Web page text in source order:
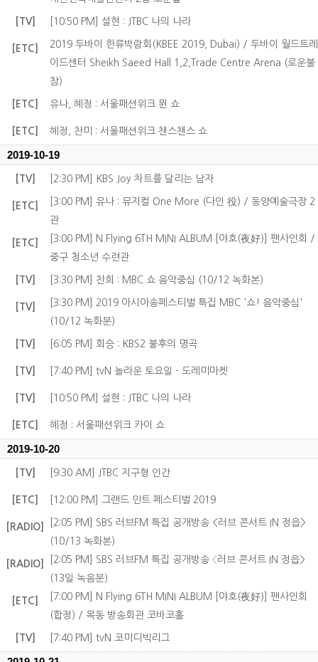
[TV] [10:50 PM] 설현 : JTBC 나의 나라
[ETC]
2019 두바이 한류박람회(KBEE 2019, Dubai) / 두바이 월드트레
이드센터 Sheikh Saeed Hall 1,2,Trade Centre Arena (로운불
참)
[ETC] 유나, 혜정 : 서울패션위크 뮌 쇼
[ETC] 혜정, 찬미 : 서울패션위크 챈스챈스 쇼
2019-10-19
[TV] [2:30 PM] KBS Joy 차트를 달리는 남자
[ETC]
[3:00 PM] 유나 : 뮤지컬 One More (다인 役) / 동양예술극장 2
관
[ETC]
[3:00 PM] N.Flying 6TH MINI ALBUM [야호(夜好)] 팬사인회 /
중구 청소년 수련관
[TV] [3:30 PM] 찬희 : MBC 쇼 음악중심 (10/12 녹화본)
[TV]
[3:30 PM] 2019 아시아송페스티벌 특집 MBC '쇼! 음악중심'
(10/12 녹화분)
[TV] [6:05 PM] 회승 : KBS2 불후의 명곡
[TV] [7:40 PM] tvN 놀라운 토요일 - 도레미마켓
[TV] [10:50 PM] 설현 : JTBC 나의 나라
[ETC] 혜정 : 서울패션위크 카이 쇼
2019-10-20
[TV] [9:30 AM] JTBC 지구형 인간
[ETC] [12:00 PM] 그랜드 민트 페스티벌 2019
[RADIO]
[2:05 PM] SBS 러브FM 특집 공개방송 <러브 콘서트 IN 정읍>
(10/13 녹화본)
[RADIO]
[2:05 PM] SBS 러브FM 특집 공개방송 〈러브 콘서트 IN 정읍>
(13일 녹음분)
[ETC]
[7:00 PM] N.Flying 6TH MINI ALBUM [야호(夜好)] 팬사인회
(합정) / 목동 방송회관 코바코홀
[TV] [7:40 PM] tvN 코미디빅리그